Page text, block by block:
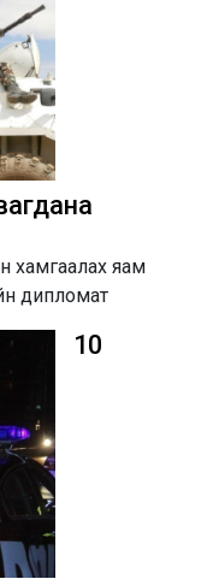
хамгаалах яам
дипломат
10